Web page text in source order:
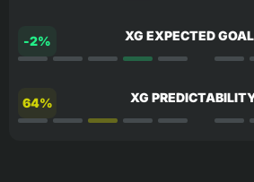
XG EXPECTED
-2%
XG
64%